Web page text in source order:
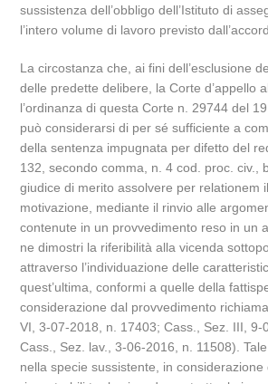
sussistenza dell’obbligo dell’Istituto di
l’intero volume di lavoro previsto
La circostanza che, ai fini dell’esclusione
delle predette delibere, la Corte d’appello
l’ordinanza di questa Corte n. 29744 del
può considerarsi di per sé sufficiente a
della sentenza impugnata per difetto del
132, secondo comma, n. 4 cod. proc. civ.,
giudice di merito assolvere per relationem
motivazione, mediante il rinvio alle
contenute in un provvedimento reso in un
ne dimostri la riferibilità alla vicenda
attraverso l’individuazione delle
quest’ultima, conformi a quelle della
considerazione dal provvedimento
VI, 3-07-2018, n. 17403; Cass., Sez. III, 9-
Cass., Sez. lav., 3-06-2016, n. 11508).
nella specie sussistente, in considerazione